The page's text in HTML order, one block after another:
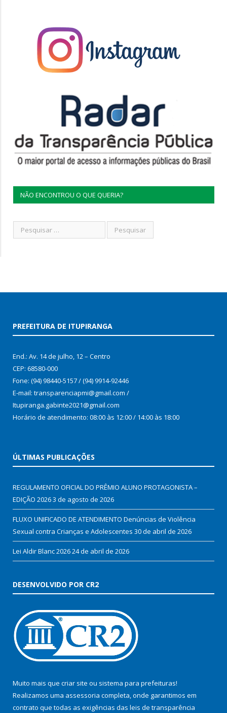
NÃO ENCONTROU O QUE QUERIA?
PREFEITURA DE ITUPIRANGA
End.: Av. 14 de julho, 12 – Centro
CEP: 68580-000
Fone: (94) 98440-5157 / (94) 9914-92446
E-mail: transparenciapmi@gmail.com /
Itupiranga.gabinte2021@gmail.com
Horário de atendimento: 08:00 às 12:00 / 14:00 às 18:00
ÚLTIMAS PUBLICAÇÕES
REGULAMENTO OFICIAL DO PRÊMIO ALUNO PROTAGONISTA –
EDIÇÃO 20263 de agosto de 2026
FLUXO UNIFICADO DE ATENDIMENTO Denúncias de Violência
Sexual contra Crianças e Adolescentes 30 de abril de 2026
Lei Aldir Blanc 202624 de abril de 2026
DESENVOLVIDO POR CR2
Muito mais que criar site ou sistema para prefeituras!
Realizamos uma assessoria completa, onde garantimos em
contrato que todas as exigências das leis de transparência